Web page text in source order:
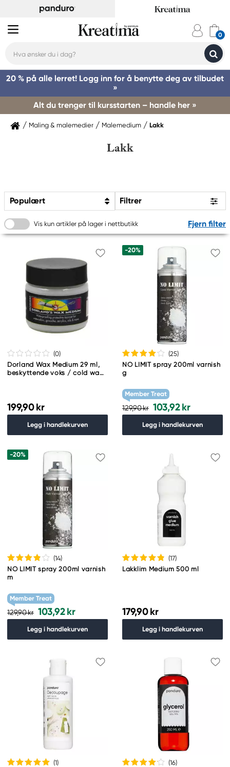
20 % på alle lerret! Logg inn for å benytte deg av tilbudet
»
Alt du trenger til kursstarten – handle her »
Maling & malemedier Malemedium Lakk
Lakk
Populært Filtrer
Vis kun artikler på lager i nettbutikk Fjern filter
(0)
Dorland Wax Medium 29 ml,
beskyttende voks / cold wax
199,90 kr
Legg i handlekurven
-20%
(25)
NO LIMIT spray 200ml varnish
g
Member Treat
129,90 kr 103,92 kr
Legg i handlekurven
-20%
(14)
NO LIMIT spray 200ml varnish
m
Member Treat
129,90 kr 103,92 kr
Legg i handlekurven
(17)
Lakklim Medium 500 ml
179,90 kr
Legg i handlekurven
(1)
(16)